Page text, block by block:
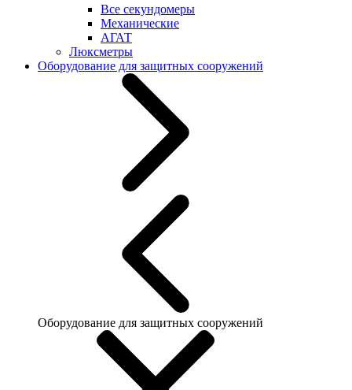
Все секундомеры
Механические
АГАТ
Люксметры
Оборудование для защитных сооружений
Оборудование для защитных сооружений